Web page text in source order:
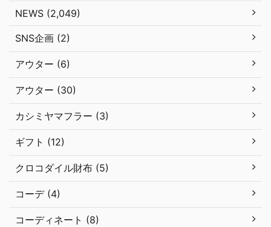
NEWS (2,049)
SNS企画 (2)
アウター (6)
アウター (30)
カシミヤマフラー (3)
ギフト (12)
クロコダイル財布 (5)
コーデ (4)
コーディネート (8)